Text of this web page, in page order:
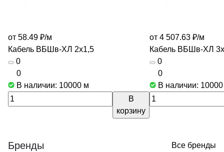
от 58.49 ₽/м
Кабель ВБШв-ХЛ 2х1,5
0
0
В наличии: 10000 м
В
корзину
от 4 507.63 ₽/м
Кабель ВБШв-ХЛ
0
0
В наличии:
Бренды Все бренды